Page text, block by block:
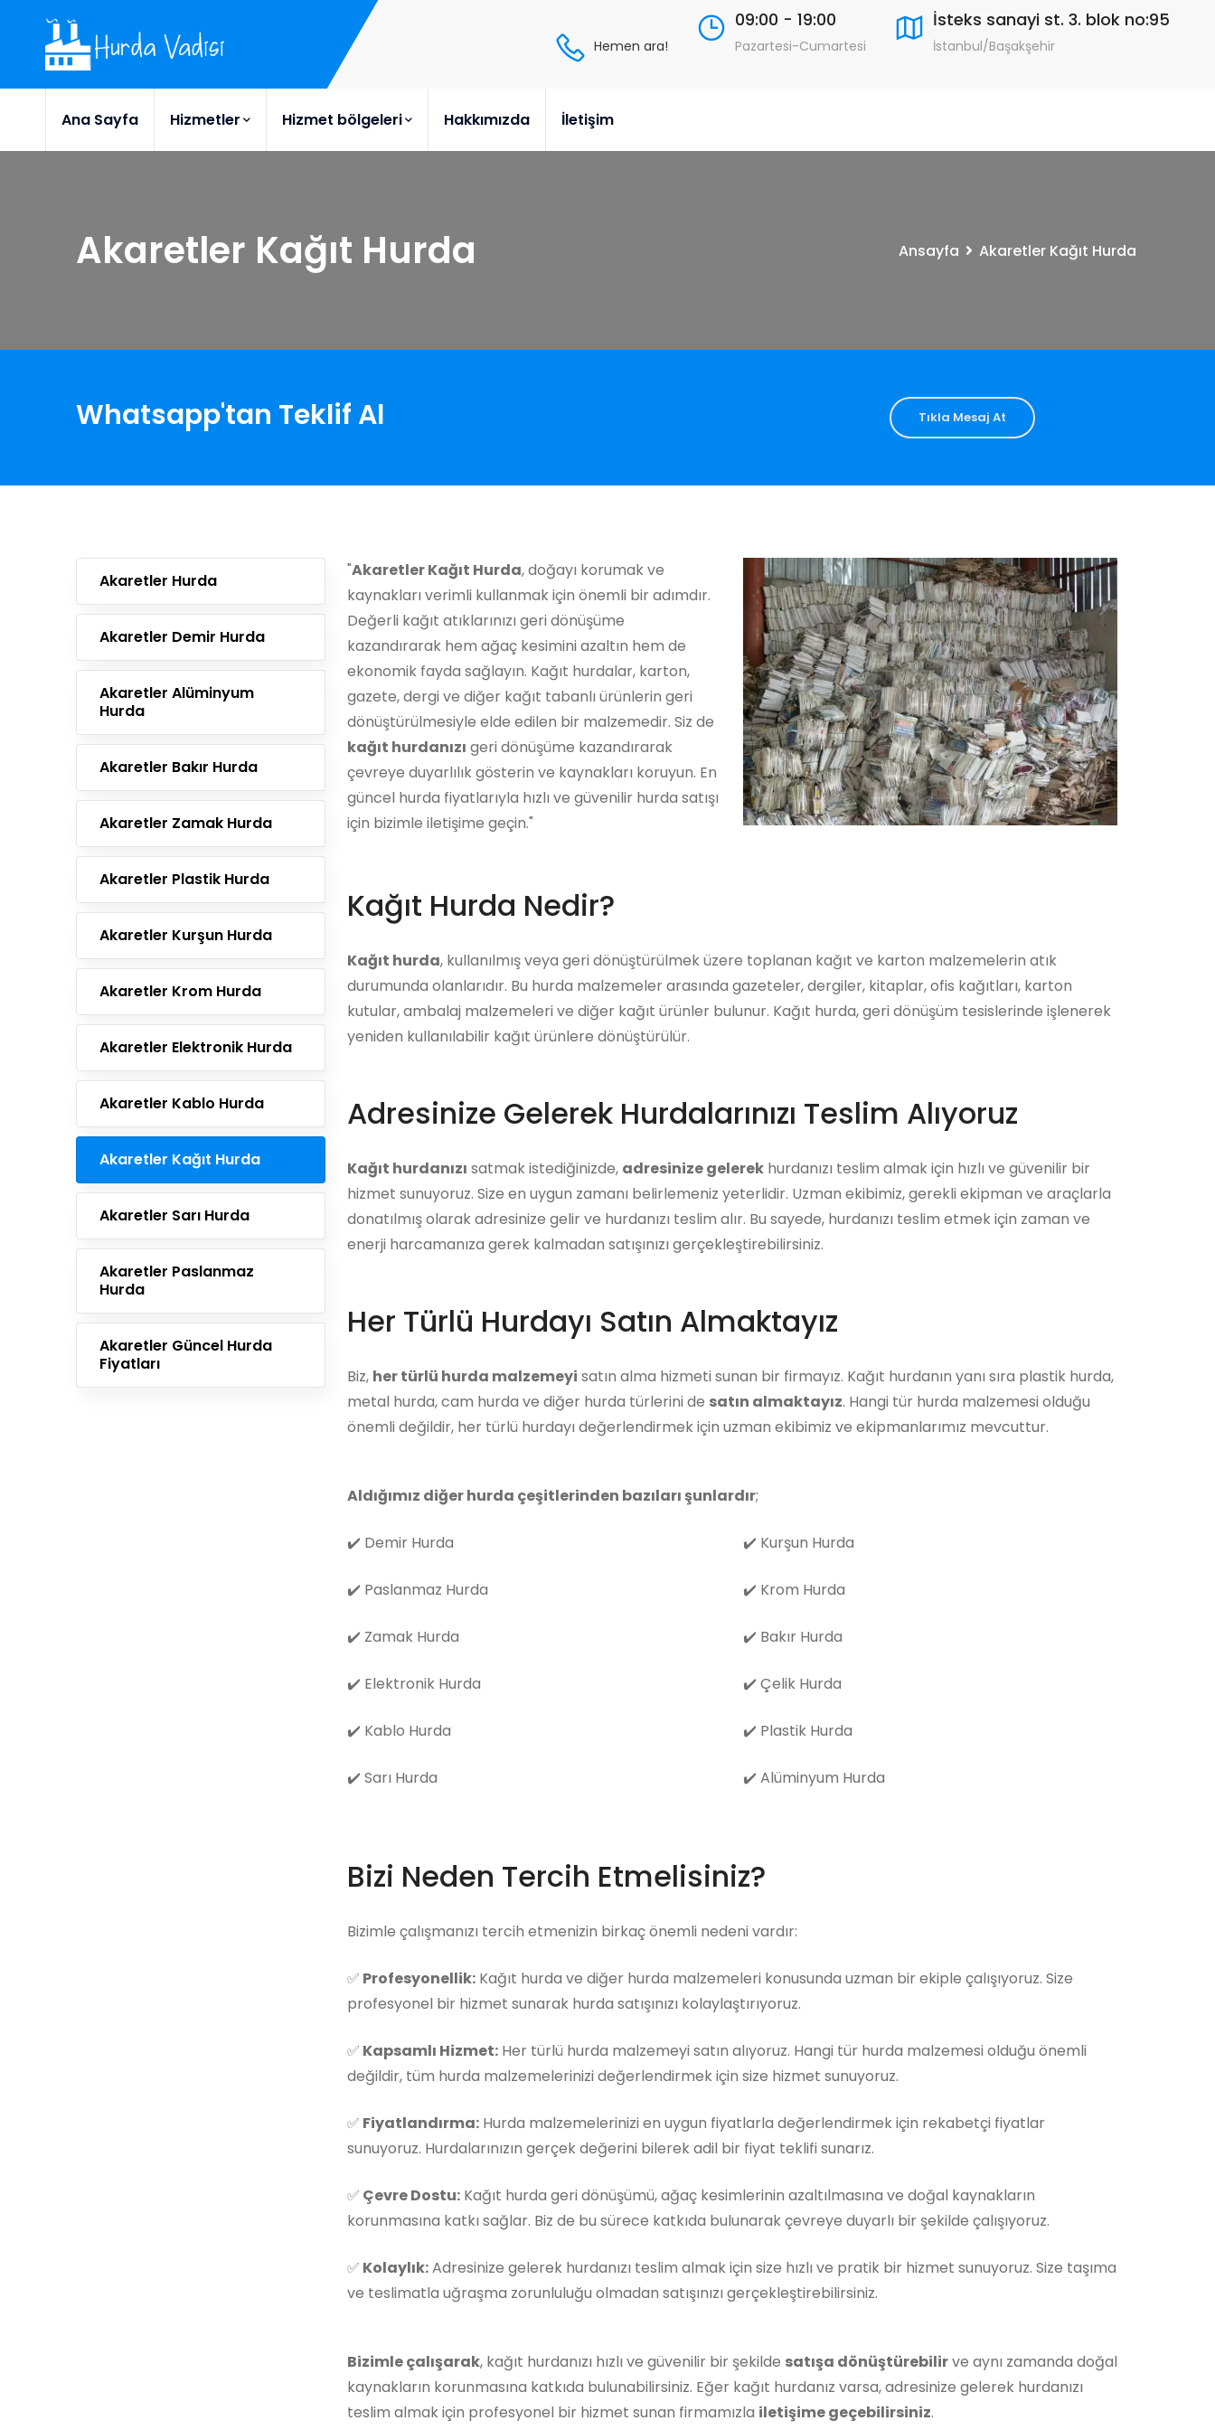
Hemen ara!
09:00 - 19:00
Pazartesi-Cumartesi
İsteks sanayi st. 3. blok no:95
İstanbul/Başakşehir
Ana Sayfa Hizmetler Hizmet bölgeleri Hakkımızda İletişim
Akaretler Kağıt Hurda Ansayfa Akaretler Kağıt Hurda
Whatsapp'tan Teklif Al Tıkla Mesaj At
Akaretler Hurda
Akaretler Demir Hurda
Akaretler Alüminyum
Hurda
Akaretler Bakır Hurda
Akaretler Zamak Hurda
Akaretler Plastik Hurda
Akaretler Kurşun Hurda
Akaretler Krom Hurda
Akaretler Elektronik Hurda
Akaretler Kablo Hurda
Akaretler Kağıt Hurda
Akaretler Sarı Hurda
Akaretler Paslanmaz
Hurda
Akaretler Güncel Hurda
Fiyatları
"Akaretler Kağıt Hurda, doğayı korumak ve
kaynakları verimli kullanmak için önemli bir adımdır.
Değerli kağıt atıklarınızı geri dönüşüme
kazandırarak hem ağaç kesimini azaltın hem de
ekonomik fayda sağlayın. Kağıt hurdalar, karton,
gazete, dergi ve diğer kağıt tabanlı ürünlerin geri
dönüştürülmesiyle elde edilen bir malzemedir. Siz de
kağıt hurdanızı geri dönüşüme kazandırarak
çevreye duyarlılık gösterin ve kaynakları koruyun. En
güncel hurda fiyatlarıyla hızlı ve güvenilir hurda satışı
için bizimle iletişime geçin."
Kağıt Hurda Nedir?
Kağıt hurda, kullanılmış veya geri dönüştürülmek üzere toplanan kağıt ve karton malzemelerin atık
durumunda olanlarıdır. Bu hurda malzemeler arasında gazeteler, dergiler, kitaplar, ofis kağıtları, karton
kutular, ambalaj malzemeleri ve diğer kağıt ürünler bulunur. Kağıt hurda, geri dönüşüm tesislerinde işlenerek
yeniden kullanılabilir kağıt ürünlere dönüştürülür.
Adresinize Gelerek Hurdalarınızı Teslim Alıyoruz
Kağıt hurdanızı satmak istediğinizde, adresinize gelerek hurdanızı teslim almak için hızlı ve güvenilir bir
hizmet sunuyoruz. Size en uygun zamanı belirlemeniz yeterlidir. Uzman ekibimiz, gerekli ekipman ve araçlarla
donatılmış olarak adresinize gelir ve hurdanızı teslim alır. Bu sayede, hurdanızı teslim etmek için zaman ve
enerji harcamanıza gerek kalmadan satışınızı gerçekleştirebilirsiniz.
Her Türlü Hurdayı Satın Almaktayız
Biz, her türlü hurda malzemeyi satın alma hizmeti sunan bir firmayız. Kağıt hurdanın yanı sıra plastik hurda,
metal hurda, cam hurda ve diğer hurda türlerini de satın almaktayız. Hangi tür hurda malzemesi olduğu
önemli değildir, her türlü hurdayı değerlendirmek için uzman ekibimiz ve ekipmanlarımız mevcuttur.
Aldığımız diğer hurda çeşitlerinden bazıları şunlardır;
✔️ Demir Hurda
✔️ Paslanmaz Hurda
✔️ Zamak Hurda
✔️ Elektronik Hurda
✔️ Kablo Hurda
✔️ Sarı Hurda
✔️ Kurşun Hurda
✔️ Krom Hurda
✔️ Bakır Hurda
✔️ Çelik Hurda
✔️ Plastik Hurda
✔️ Alüminyum Hurda
Bizi Neden Tercih Etmelisiniz?
Bizimle çalışmanızı tercih etmenizin birkaç önemli nedeni vardır:
✅ Profesyonellik: Kağıt hurda ve diğer hurda malzemeleri konusunda uzman bir ekiple çalışıyoruz. Size
profesyonel bir hizmet sunarak hurda satışınızı kolaylaştırıyoruz.
✅ Kapsamlı Hizmet: Her türlü hurda malzemeyi satın alıyoruz. Hangi tür hurda malzemesi olduğu önemli
değildir, tüm hurda malzemelerinizi değerlendirmek için size hizmet sunuyoruz.
✅ Fiyatlandırma: Hurda malzemelerinizi en uygun fiyatlarla değerlendirmek için rekabetçi fiyatlar
sunuyoruz. Hurdalarınızın gerçek değerini bilerek adil bir fiyat teklifi sunarız.
✅ Çevre Dostu: Kağıt hurda geri dönüşümü, ağaç kesimlerinin azaltılmasına ve doğal kaynakların
korunmasına katkı sağlar. Biz de bu sürece katkıda bulunarak çevreye duyarlı bir şekilde çalışıyoruz.
✅ Kolaylık:Adresinize gelerek hurdanızı teslim almak için size hızlı ve pratik bir hizmet sunuyoruz. Size taşıma
ve teslimatla uğraşma zorunluluğu olmadan satışınızı gerçekleştirebilirsiniz.
Bizimle çalışarak, kağıt hurdanızı hızlı ve güvenilir bir şekilde satışa dönüştürebilirve aynı zamanda doğal
kaynakların korunmasına katkıda bulunabilirsiniz. Eğer kağıt hurdanız varsa, adresinize gelerek hurdanızı
teslim almak için profesyonel bir hizmet sunan firmamızla iletişime geçebilirsiniz.